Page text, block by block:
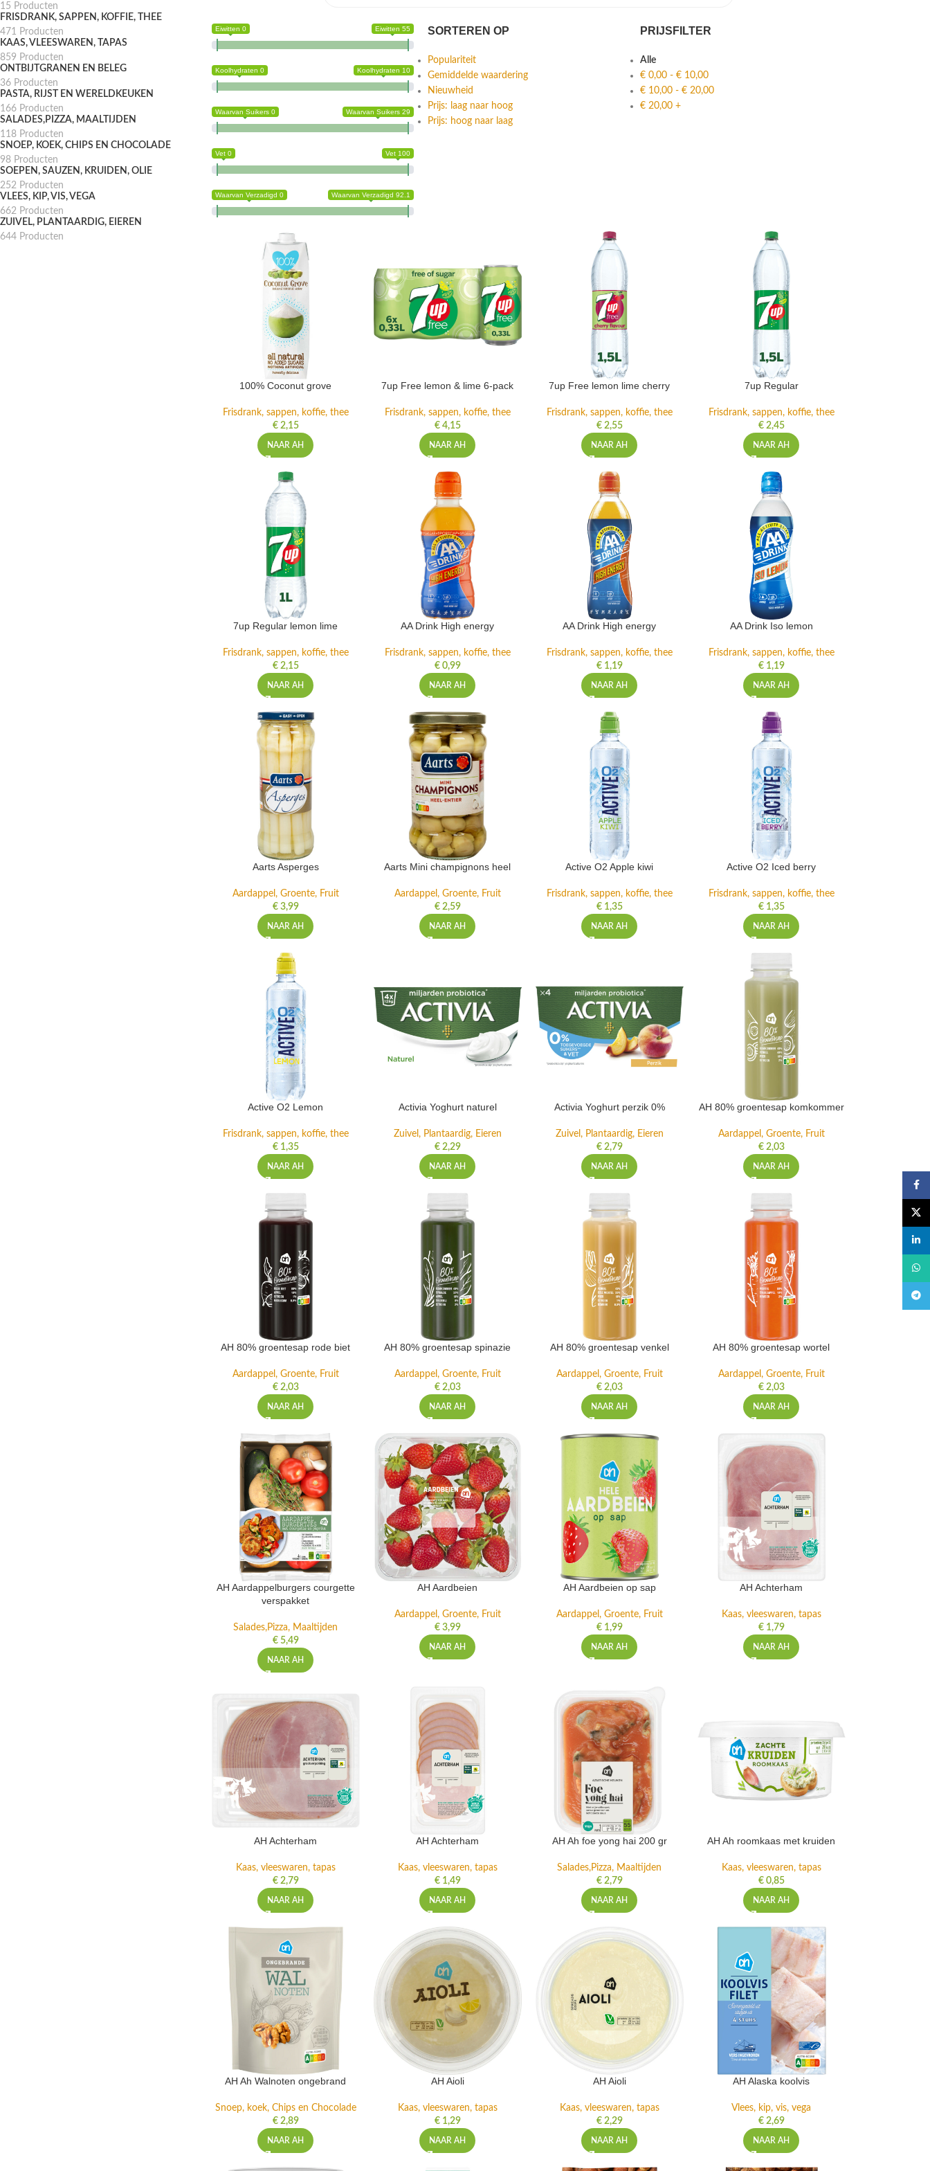
15 Producten
FRISDRANK, SAPPEN, KOFFIE, THEE
471 Producten
KAAS, VLEESWAREN, TAPAS
859 Producten
ONTBIJTGRANEN EN BELEG
36 Producten
PASTA, RIJST EN WERELDKEUKEN
166 Producten
SALADES,PIZZA, MAALTIJDEN
118 Producten
SNOEP, KOEK, CHIPS EN CHOCOLADE
98 Producten
SOEPEN, SAUZEN, KRUIDEN, OLIE
252 Producten
VLEES, KIP, VIS, VEGA
662 Producten
ZUIVEL, PLANTAARDIG, EIEREN
644 Producten
Eiwitten 0 Eiwitten 55
Koolhydraten 0 Koolhydraten 10
Waarvan Suikers 0 Waarvan Suikers 29
Vet 0 Vet 100
Waarvan Verzadigd 0 Waarvan Verzadigd 92.1
SORTEREN OP
Populariteit
Gemiddelde waardering
Nieuwheid
Prijs: laag naar hoog
Prijs: hoog naar laag
PRIJSFILTER
Alle
€0,00- €10,00
€10,00- €20,00
€20,00+
100% Coconut grove
Frisdrank, sappen, koffie, thee
€2,15
NAAR AH
7up Free lemon & lime 6-pack
Frisdrank, sappen, koffie, thee
€4,15
NAAR AH
7up Free lemon lime cherry
Frisdrank, sappen, koffie, thee
€2,55
NAAR AH
7up Regular
Frisdrank, sappen, koffie, thee
€2,45
NAAR AH
7up Regular lemon lime
Frisdrank, sappen, koffie, thee
€2,15
NAAR AH
AA Drink High energy
Frisdrank, sappen, koffie, thee
€0,99
NAAR AH
AA Drink High energy
Frisdrank, sappen, koffie, thee
€1,19
NAAR AH
AA Drink Iso lemon
Frisdrank, sappen, koffie, thee
€1,19
NAAR AH
Aarts Asperges
Aardappel, Groente, Fruit
€3,99
NAAR AH
Aarts Mini champignons heel
Aardappel, Groente, Fruit
€2,59
NAAR AH
Active O2 Apple kiwi
Frisdrank, sappen, koffie, thee
€1,35
NAAR AH
Active O2 Iced berry
Frisdrank, sappen, koffie, thee
€1,35
NAAR AH
Active O2 Lemon
Frisdrank, sappen, koffie, thee
€1,35
NAAR AH
Activia Yoghurt naturel
Zuivel, Plantaardig, Eieren
€2,29
NAAR AH
Activia Yoghurt perzik 0%
Zuivel, Plantaardig, Eieren
€2,79
NAAR AH
AH 80% groentesap komkommer
Aardappel, Groente, Fruit
€2,03
NAAR AH
AH 80% groentesap rode biet
Aardappel, Groente, Fruit
€2,03
NAAR AH
AH 80% groentesap spinazie
Aardappel, Groente, Fruit
€2,03
NAAR AH
AH 80% groentesap venkel
Aardappel, Groente, Fruit
€2,03
NAAR AH
AH 80% groentesap wortel
Aardappel, Groente, Fruit
€2,03
NAAR AH
AH Aardappelburgers courgette
verspakket
Salades,Pizza, Maaltijden
€5,49
NAAR AH
AH Aardbeien
Aardappel, Groente, Fruit
€3,99
NAAR AH
AH Aardbeien op sap
Aardappel, Groente, Fruit
€1,99
NAAR AH
AH Achterham
Kaas, vleeswaren, tapas
€1,79
NAAR AH
AH Achterham
Kaas, vleeswaren, tapas
€2,79
NAAR AH
AH Achterham
Kaas, vleeswaren, tapas
€1,49
NAAR AH
AH Ah foe yong hai 200 gr
Salades,Pizza, Maaltijden
€2,79
NAAR AH
AH Ah roomkaas met kruiden
Kaas, vleeswaren, tapas
€0,85
NAAR AH
AH Ah Walnoten ongebrand
Snoep, koek, Chips en Chocolade
€2,89
NAAR AH
AH Aioli
Kaas, vleeswaren, tapas
€1,29
NAAR AH
AH Aioli
Kaas, vleeswaren, tapas
€2,29
NAAR AH
AH Alaska koolvis
Vlees, kip, vis, vega
€2,69
NAAR AH